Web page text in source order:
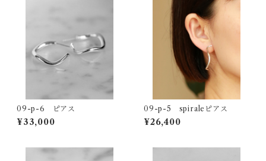
09-p-6 ピアス
¥33,000
09-p-5 spiraleピアス
¥26,400